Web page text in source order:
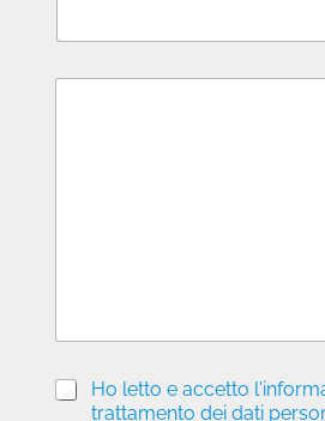
P
Ho letto e accetto
trattamento dei dati